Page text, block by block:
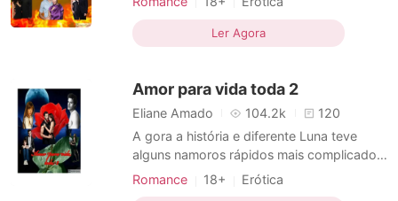
Amor a primeira vista
Flashback
Ler Agora
Amor para vida toda 2
Eliane Amado 104.2k
120
A gora a história e diferente Luna teve
alguns namoros rápidos mais complicados
e Bryan um rapaz com seus traumas que
Romance 18+ Erótica